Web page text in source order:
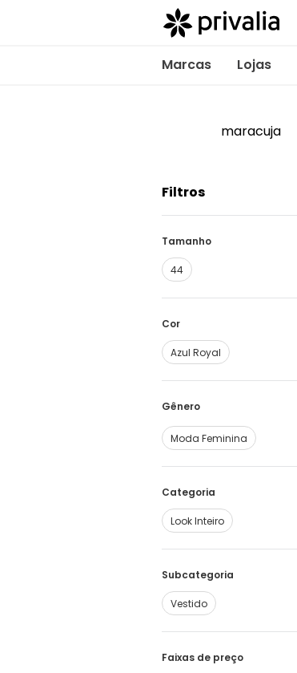
Marcas Lojas
maracuja
Filtros
Tamanho
44
Cor
Azul Royal
Moda Feminina
Categoria
Look Inteiro
Subcategoria
Vestido
Faixas de preço